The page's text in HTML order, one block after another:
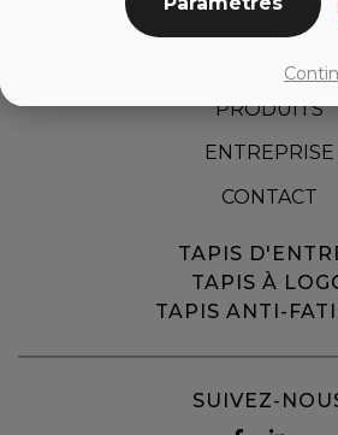
ACCUEIL
PRODUITS
ENTREPRISE
CONTACT
TAPIS
TAPIS À
TAPIS ANTI-
SUIVEZ-